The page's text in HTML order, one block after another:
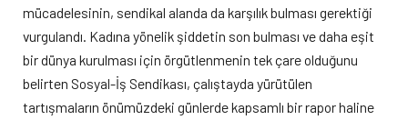
mücadelesinin, sendikal alanda da karşılık bulması gerektiği
vurgulandı. Kadına yönelik şiddetin son bulması ve daha eşit
bir dünya kurulması için örgütlenmenin tek çare olduğunu
belirten Sosyal-İş Sendikası, çalıştayda yürütülen
tartışmaların önümüzdeki günlerde kapsamlı bir rapor haline